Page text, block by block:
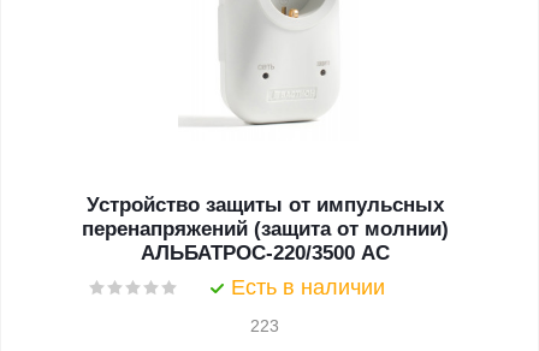
Устройство защиты от импульсных
перенапряжений (защита от молнии)
АЛЬБАТРОС-220/3500 АС
Есть в наличии
223